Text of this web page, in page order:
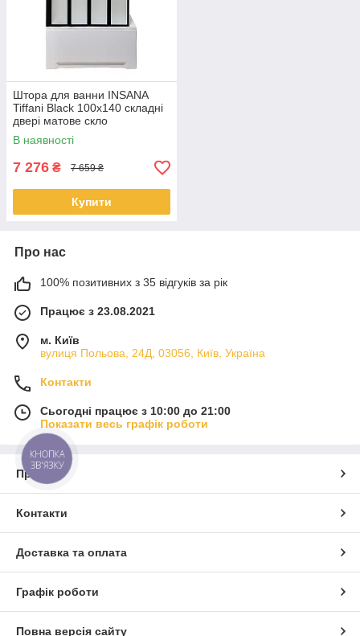
Штора для ванни INSANA
Tiffani Black 100x140 складні
двері матове скло
В наявності
7 276 ₴ 7 659 ₴
Купити
Про нас
100% позитивних з 35 відгуків за рік
Працює з 23.08.2021
м. Київ
вулиця Польова, 24Д, 03056, Київ, Україна
Контакти
Сьогодні працює з 10:00 до 21:00
Показати весь графік роботи
Про нас
Контакти
Доставка та оплата
Графік роботи
Повна версія сайту
КНОПКА
ЗВ'ЯЗКУ